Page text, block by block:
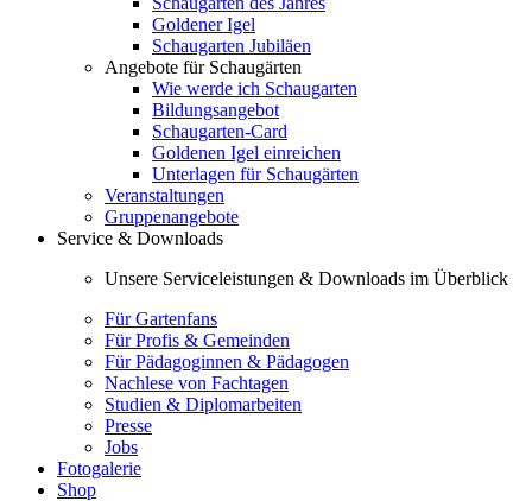
Goldener Igel
Schaugarten Jubiläen
Angebote für Schaugärten
Wie werde ich Schaugarten
Bildungsangebot
Schaugarten-Card
Goldenen Igel einreichen
Unterlagen für Schaugärten
Veranstaltungen
Gruppenangebote
Service & Downloads
Unsere Serviceleistungen & Downloads im Überblick
Für Gartenfans
Für Profis & Gemeinden
Für Pädagoginnen & Pädagogen
Nachlese von Fachtagen
Studien & Diplomarbeiten
Presse
Jobs
Fotogalerie
Shop